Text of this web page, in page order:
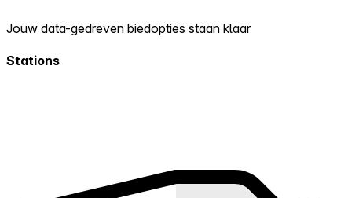
Jouw data-gedreven biedopties staan klaar
Stations